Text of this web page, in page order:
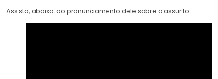
Assista, abaixo, ao pronunciamento dele sobre o assunto.